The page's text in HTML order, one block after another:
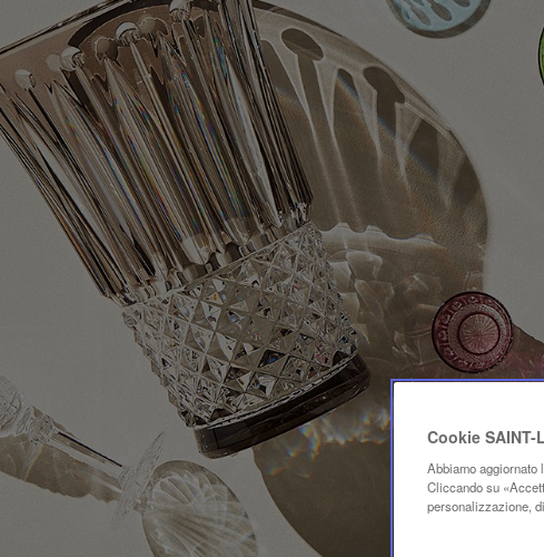
Cookie SAINT-
Abbiamo aggiornato
Cliccando su
personalizzazione,